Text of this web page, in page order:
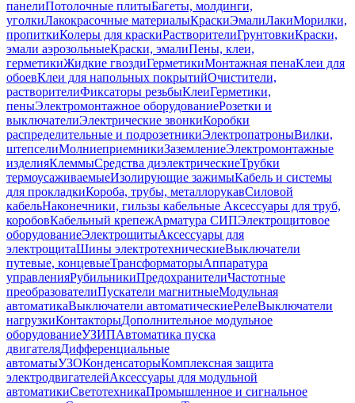
панелиПотолочные плитыБагеты, молдинги,
уголкиЛакокрасочные материалыКраскиЭмалиЛакиМорилки,
пропиткиКолеры для краскиРастворителиГрунтовкиКраски,
эмали аэрозольныеКраски, эмалиПены, клеи,
герметикиЖидкие гвоздиГерметикиМонтажная пенаКлеи для
обоевКлеи для напольных покрытийОчистители,
растворителиФиксаторы резьбыКлеиГерметики,
пеныЭлектромонтажное оборудованиеРозетки и
выключателиЭлектрические звонкиКоробки
распределительные и подрозетникиЭлектропатроныВилки,
штепселиМолниеприемникиЗаземлениеЭлектромонтажные
изделияКлеммыСредства диэлектрическиеТрубки
термоусаживаемыеИзолирующие зажимыКабель и системы
для прокладкиКороба, трубы, металлорукавСиловой
кабельНаконечники, гильзы кабельные Аксессуары для труб,
коробовКабельный крепежАрматура СИПЭлектрощитовое
оборудованиеЭлектрощитыАксессуары для
электрощитаШины электротехническиеВыключатели
путевые, концевыеТрансформаторыАппаратура
управленияРубильникиПредохранителиЧастотные
преобразователиПускатели магнитныеМодульная
автоматикаВыключатели автоматическиеРелеВыключатели
нагрузкиКонтакторыДополнительное модульное
оборудованиеУЗИПАвтоматика пуска
двигателяДифференциальные
автоматыУЗОКонденсаторыКомплексная защита
электродвигателейАксессуары для модульной
автоматикиСветотехникаПромышленное и сигнальное